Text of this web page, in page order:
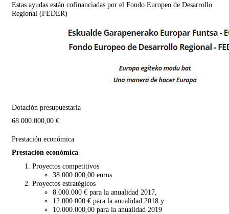
Estas ayudas están cofinanciadas por el Fondo Europeo de Desarrollo
Regional (FEDER)
Dotación presupuestaria
68.000.000,00 €
Prestación económica
Prestación económica
Proyectos competitivos
38.000.000,00 euros
Proyectos estratégicos
8.000.000 € para la anualidad 2017,
12.000.000 € para la anualidad 2018 y
10.000.000,00 para la anualidad 2019